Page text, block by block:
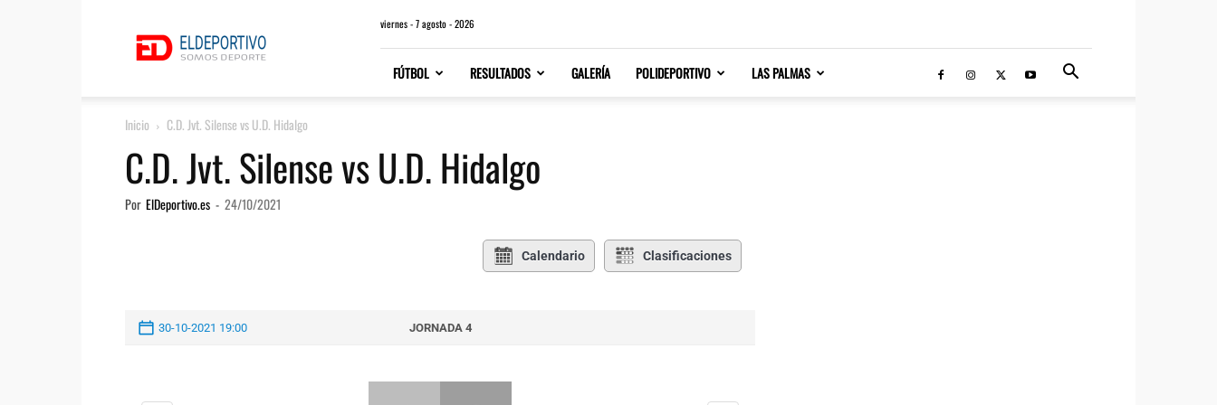
viernes - 7 agosto - 2026
FÚTBOL RESULTADOS GALERÍA POLIDEPORTIVO LAS PALMAS
Inicio C.D. Jvt. Silense vs U.D. Hidalgo
C.D. Jvt. Silense vs U.D. Hidalgo
Por ElDeportivo.es - 24/10/2021
Calendario Clasificaciones
30-10-2021 19:00 JORNADA 4